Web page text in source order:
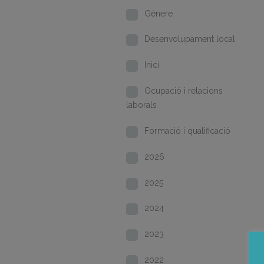
Gènere
Desenvolupament local
Inici
Ocupació i relacions
laborals
Formació i qualificació
2026
2025
2024
2023
2022